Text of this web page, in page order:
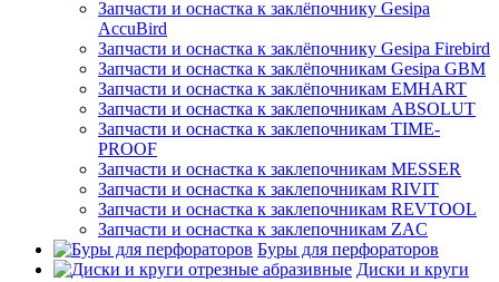
Запчасти и оснастка к заклёпочнику Gesipa
AccuBird
Запчасти и оснастка к заклёпочнику Gesipa Firebird
Запчасти и оснастка к заклёпочникам Gesipa GBM
Запчасти и оснастка к заклёпочникам EMHART
Запчасти и оснастка к заклепочникам ABSOLUT
Запчасти и оснастка к заклепочникам TIME-
PROOF
Запчасти и оснастка к заклепочникам MESSER
Запчасти и оснастка к заклепочникам RIVIT
Запчасти и оснастка к заклепочникам REVTOOL
Запчасти и оснастка к заклепочникам ZAC
Буры для перфораторов
Диски и круги